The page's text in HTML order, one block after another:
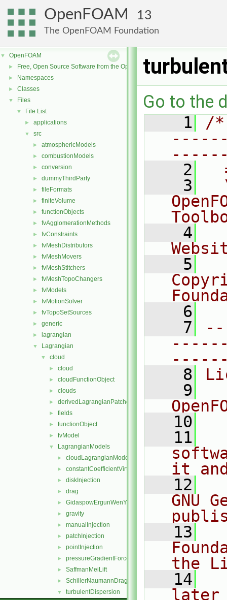
OpenFOAM 13
The OpenFOAM Foundation
▼ OpenFOAM
► Free, Open Source Software from the OpenFOAM Foundation
► Namespaces
► Classes
▼ Files
▼ File List
► applications
▼ src
► atmosphericModels
► combustionModels
► conversion
► dummyThirdParty
► fileFormats
► finiteVolume
► functionObjects
► fvAgglomerationMethods
► fvConstraints
► fvMeshDistributors
► fvMeshMovers
► fvMeshStitchers
► fvMeshTopoChangers
► fvModels
► fvMotionSolver
► fvTopoSetSources
► generic
► lagrangian
▼ Lagrangian
▼ cloud
► cloud
► cloudFunctionObject
► clouds
► derivedLagrangianPatches
► fields
► functionObject
► fvModel
▼ LagrangianModels
► cloudLagrangianModel
► constantCoefficientVirtualMass
► diskInjection
► drag
► GidaspowErgunWenYuDrag
► gravity
► manualInjection
► patchInjection
► pointInjection
► pressureGradientForce
► SaffmanMeiLift
► SchillerNaumannDrag
▼ turbulentDispersion
Go to the
    1
/
    2
    3
    4
    5
    6
    7
    8
    9
   10
   11
it
   12
GNU
   13
the
   14
later